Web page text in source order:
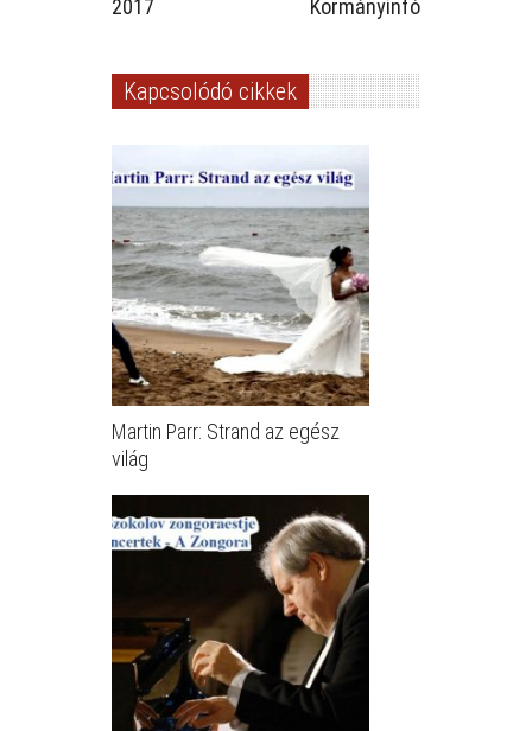
2017
Kormányinfó
Kapcsolódó cikkek
Martin Parr: Strand az egész
világ